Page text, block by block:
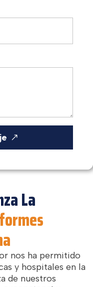
La
nos ha permitido
y hospitales en la
de nuestros